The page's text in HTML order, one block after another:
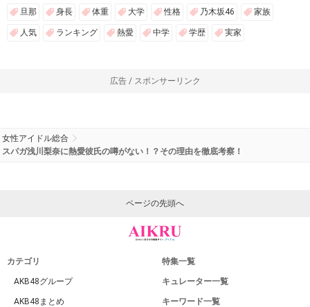
旦那 身長 体重 大学 性格 乃木坂46 家族
人気 ランキング 熱愛 中学 学歴 実家
広告 / スポンサーリンク
女性アイドル総合
スパガ浅川梨奈に熱愛彼氏の噂がない！？その理由を徹底考察！
ページの先頭へ
カテゴリ
AKB48グループ
AKB48まとめ
特集一覧
キュレーター一覧
キーワード一覧